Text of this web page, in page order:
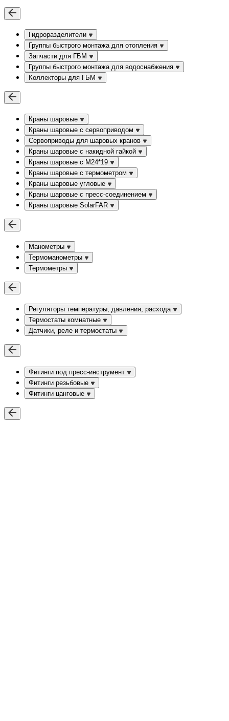
Гидроразделители
Группы быстрого монтажа для отопления
Запчасти для ГБМ
Группы быстрого монтажа для водоснабжения
Коллекторы для ГБМ
Краны шаровые
Краны шаровые с сервоприводом
Сервоприводы для шаровых кранов
Краны шаровые с накидной гайкой
Краны шаровые с М24*19
Краны шаровые с термометром
Краны шаровые угловые
Краны шаровые c пресс-соединением
Краны шаровые SolarFAR
Манометры
Термоманометры
Термометры
Регуляторы температуры, давления, расхода
Термостаты комнатные
Датчики, реле и термостаты
Фитинги под пресс-инструмент
Фитинги резьбовые
Фитинги цанговые